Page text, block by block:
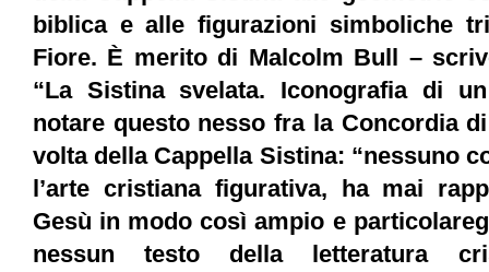
biblica e alle figurazioni simboliche
Fiore. È merito di Malcolm Bull –
“La Sistina svelata. Iconografia di
notare questo nesso fra la Concordia
volta della Cappella Sistina: “nessuno
l’arte cristiana figurativa, ha mai
Gesù in modo così ampio e
nessun testo della letteratura